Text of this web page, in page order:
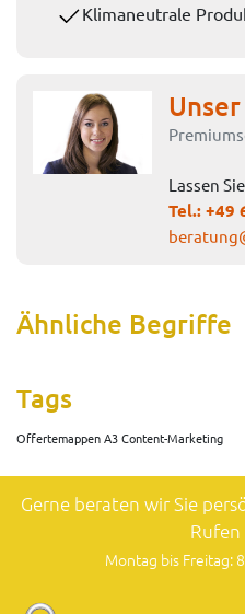
Klimaneutrale
Lassen
Tel.:+49
Ähnliche Begriffe
Tags
Offertemappen A3 Content-Marketing
Gerne beraten wir Sie
Rufen
Montag bis Freitag: